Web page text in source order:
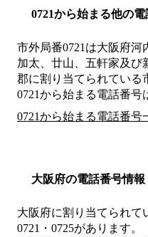
0721から始まる他の
市外局番0721 は大阪府河
加太、廿山、五軒家及び
郡に割り当てられている
0721から始まる電話番号
0721から始まる電話番号
大阪府の電話番号情報
大阪府に割り当てられて
0721・0725があります。